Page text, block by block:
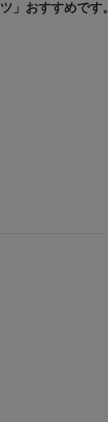
」おすすめです。